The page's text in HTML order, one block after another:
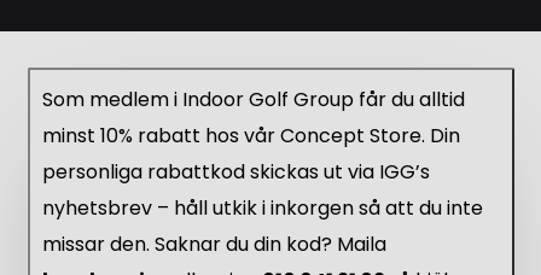
Som medlem i Indoor Golf Group får du alltid
minst 10% rabatt hos vår Concept Store. Din
personliga rabattkod skickas ut via IGG’s
nyhetsbrev – håll utkik i inkorgen så att du inte
missar den. Saknar du din kod? Maila